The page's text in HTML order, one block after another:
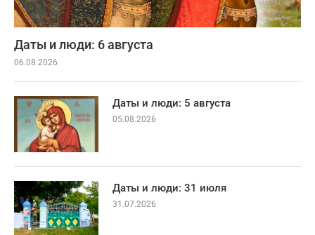
Даты и люди: 6 августа
06.08.2026
Даты и люди: 5 августа
05.08.2026
Даты и люди: 31 июля
31.07.2026